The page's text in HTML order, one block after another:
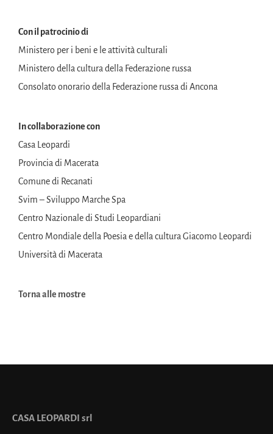
Con il patrocinio di
Ministero per i beni e le attività culturali
Ministero della cultura della Federazione russa
Consolato onorario della Federazione russa di Ancona
In collaborazione con
Casa Leopardi
Provincia di Macerata
Comune di Recanati
Svim – Sviluppo Marche Spa
Centro Nazionale di Studi Leopardiani
Centro Mondiale della Poesia e della cultura Giacomo Leopardi
Università di Macerata
Torna alle mostre
CASA LEOPARDI srl